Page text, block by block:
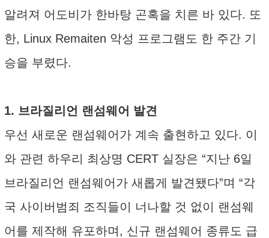
알려져 어도비가 한바탕 곤혹을 치른 바 있다. 또
한, Linux Remaiten 악성 프로그램도 한 주간 기
승을 부렸다.
1. 브라질리언 랜섬웨어 발견
우선 새로운 랜섬웨어가 계속 출현하고 있다. 이
와 관련 하우리 최상명 CERT 실장은 “지난 6일
브라질리언 랜섬웨어가 새롭게 발견됐다”며 “각
국 사이버범죄 조직들이 너나할 것 없이 랜섬웨
어를 제작해 유포하며, 신규 랜섬웨어 종류도 급